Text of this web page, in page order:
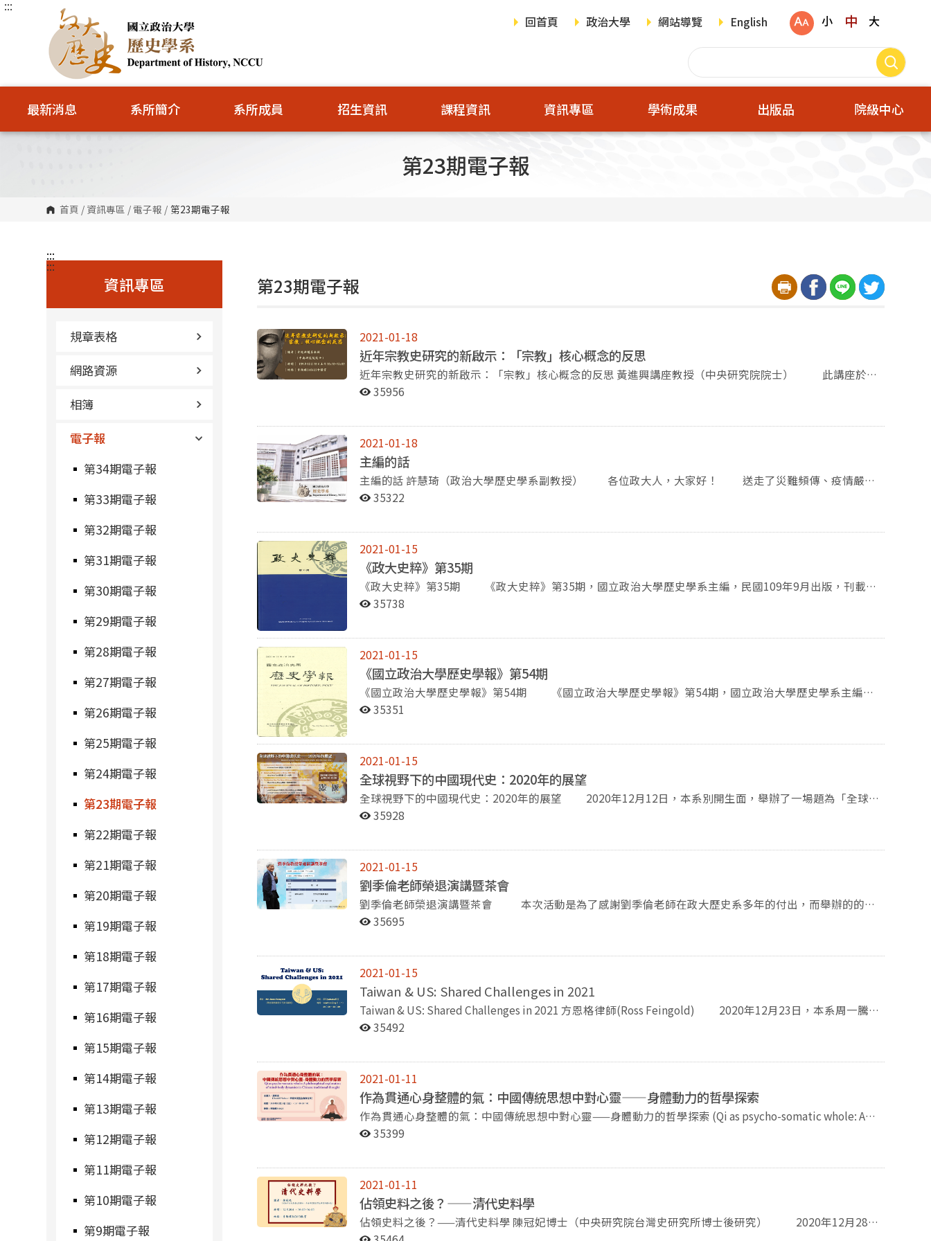
跳
塊
:::
回首頁
政治大學 網站導覽 English 小 中 大
最新消息 系所簡介 系所成員 招生資訊 課程資訊 資訊專區 學術成果 出版品 院級中心
第23期電子報
首頁 / 資訊專區 / 電子報 / 第23期電子報
:::
資訊專區
規章表格
網路資源
相簿
電子報
第34期電子報
第33期電子報
第32期電子報
第31期電子報
第30期電子報
第29期電子報
第28期電子報
第27期電子報
第26期電子報
第25期電子報
第24期電子報
第23期電子報
第22期電子報
第21期電子報
第20期電子報
第19期電子報
第18期電子報
第17期電子報
第16期電子報
第15期電子報
第14期電子報
第13期電子報
第12期電子報
第11期電子報
第10期電子報
第9期電子報
:::
第23期電子報
2021-01-18
近年宗教史研究的新啟示：「宗教」核心概念的反思
近年宗教史研究的新啟示：「宗教」核心概念的反思 黃進興講座教授（中央研究院院士） 此講座於
2020年12月18日舉辦，在本次演講中，黃進興院士為我們解說了儒教是否為宗教的議題。如今一般人不再
何事物時，都是因為在心裡已有一概念。因此儒教雖與基督教、佛教等宗教不同，但他們彼此之間仍有一些
相似性，所以屬於宗教的範疇中。 接著講者則從各方面來判斷儒家是否為宗教。首先是關於儒生的自
我認同。可以發現在明代以前，程朱學派的儒生認為自己是「儒教信徒」，受「孔子戒」，一般士人則無此
限制。若從經典的存在來判斷是否為宗教，講者認為儒教的經典性非常淡薄，因為在四書五經中找不到關於
通民眾亦不習慣至孔廟祈願。又就儀式而言，在祭孔典禮中的八佾舞，只有曲阜孔廟和位於首都的孔廟才可
以跳，其他地區的孔廟跳的是六佾舞。不過現今儀式的正確性已不再是重點關注的議題，反而受現實與政治
的考量居多。最後黃院士並沒有給出儒教是否為宗教的判斷，只有大略提示聽眾，會去拜孔廟者不一定是儒
教的信徒，反而可能是三教合一（儒釋道）的信徒。對於該現象，講者認為這顯示出儒教已被歸類為民間信
35956
2021-01-18
主編的話
主編的話 許慧琦（政治大學歷史學系副教授） 各位政大人，大家好！ 送走了災難頻傳、疫情嚴重
的2020年，全球抱著審慎樂觀的態度，迎接與看望2021年。在過去這個學期，系上仍積極努力地舉辦了許
子的社會責任感及人文關懷，與我們分享了既宏觀又深沉、且發人省思的近代文化發展啟示錄。當晚的聚
餐，席開兩桌，不同世代的老師們齊聚一堂，既感謝季倫老師對本系的諸多貢獻，也共同期待新的一年系上
更順遂的發展。 關於系上的學生與系友活動，過去這學期有以大航海為主題的109年度包種茶節，還有
12月5日的文化盃合唱比賽，系上的自選曲是「如果明天就是下一生」。12月10日舉行的系友座談會，邀請
包括11月3日，邀請中央研究院歷史語言研究所兼任研究員黃寬重教授，以「古為今用：治南宋史五十年心
得」之題，分享個人治史經驗談。11月27日，請來清華大學通識教育中心助理教授梅韻秋老師，與大家談
「紀遊兼述史：清代傳記體名勝圖」，講述她處理視覺史料的方法。「張廣達院士對當代中國史的反思」系
列講座，則邀請張院士作了三場演講，分別是（12月4日）「早年的發蒙（1931-1949）」、（12月10日）
「思想的改造（1949~1957）」、與（12月15日）「第三講：逆境中求生（1957~1958）」。系上也在12
UCLA歷史系教授郭安瑞（Andrea S. Goldman），進行題目為「嘉慶二十三年的《八朝珠》：一本「微不足
道」的手抄崑弋劇」的演講。 在系學會主辦的「史粹論壇」部分，首先，10月22日，請來國立臺北大
學歷史學系褚縈瑩助理教授，演講「美洲飲食文化與帝國框架下的物質交流」。第二場在12月16日，請的
是台大歷史系教授秦曼儀，講題為「法國沙龍文化：從路易十四到哲士的世紀」。第三場在12月24日，由
本校中文系鄭文惠教授為大家演說「大數據時代的史家技藝：近代思想觀念與大歷史結構」。 政大歷
12月18日，請來學術交流基金會執行長那原道（Randall Nadeau）演說「作為貫通心身體整的氣：中國傳
統思想中對心靈⸺身體動力的哲學探索」。 此外，本系幾位老師，分別邀請了幾位與其課程有關的
專家學者，與學生分享其專業學識。其中，包括周一騰老師12月23日的美國史課堂，邀請了現任華府國際
顧問公司資深顧問方恩格律師(Ross Feingold)演講「Taiwan & US: Shared Challenges in 2021」（臺灣與
美國2021年共同面臨的挑戰）。12月22日，仁姿老師邀到本校社會系鄭力軒副教授，以「水清無魚：台灣
「臺灣史」課程，邀請現任中研院台史研究所博士後的陳冠妃博士，演講「佔領史料之後？--清代史料
學」。仁姿老師也邀請到生祥樂隊作詞人鍾永豐先生，在她的課程中為學生演講「餐桌上的記憶人類學—
「野蓮出庄的田野過程」。 在系所出版品方面，則有《國立政治大學歷史學報》第54期，以及屆滿二
十周年的《政大史粹》第35期雙雙出版。 以上這些活動，都有勞系上的主辦老師、助教、承辦人員、
學生各方的用心與配合，才能一一順利舉行，圓滿落幕，在此深為感謝。也請大家不要錯過如此多采多姿的
回顧內容！ 目前全球疫情仍未消除，寒冬天冷也應注意保暖。希望各位師長、系友、校友，平安健
35322
2021-01-15
《政大史粹》第35期
《政大史粹》第35期 《政大史粹》第35期，國立政治大學歷史學系主編，民國109年9月出版，刊載論
文 8 篇，內容收錄：〈明嘉萬時期倭寇議論中的胡惟庸通倭〉(屠德欣)、〈清順治至乾隆朝多爾袞形象的轉
〈「民主聖地」？一個臺灣民主化論述的考察〉(吳健榮) 《政大史粹》第35期出版囉！本刊創刊於
1999年，是一份專屬於研究生的刊物，到今年，正好滿二十週年。二十年間，承蒙眾多學友賜稿、師長審
查與編輯群的努力，才能締造今天的成就。本期一共收錄了八篇論文，時間從明代到現代，主題包含中國
史、世界史與臺灣史，篇篇精彩。實體書可向本系洽詢，亦可利用華藝線上圖書館，閱讀所有文章。誠如創
續賜稿《政大史粹》。
35738
2021-01-15
《國立政治大學歷史學報》第54期
《國立政治大學歷史學報》第54期 《國立政治大學歷史學報》第54期，國立政治大學歷史學系主編，
民國109年11月出版，刊載論文4篇、書評1篇，內容收錄：〈王船山的歷史觀：從目的論觀點的討論〉(陳
35351
2021-01-15
全球視野下的中國現代史：2020年的展望
全球視野下的中國現代史：2020年的展望 2020年12月12日，本系別開生面，舉辦了一場題為「全球視
野下的中國現代史——2020年的展望」線上工作坊。會上由即將於今年二月正式到任的倪墨杰(Jack Maren
人數達百餘人之多，足見講題受人注目，亦展現本系在相關領域的研究能量。 第一位講者郭旭光，著
有Making it Count: Statistics and Statecraft in the Early People’s Republic of China(《算數：共和國早
期的統計學與國家治理》)一書。首先，他提出了中華人民共和國早期統計圖像的兩個特色。一是中國乃一
缺乏準確性的國家，中國的統計惡名昭彰；一是中共於1959年出版的《偉大的十年》，記錄了中國在經濟
立新的統計學。」新的統計學要統計什麼？如何統計？在當時引起了廣泛的討論。新時代的統計，人類學是
主要的參考學科，其態度則是詳細且隨機進行調查。中共建國初期的統計工作，主要在建立全面而定期的統
計報表制度，頻率分成每年、每半年、每季、每月，每旬，以及普查各種，調查的方法則包含典型調查、抽
樣調查和有意調查三種。這些統計資料，為日後的五年計畫奠定了基礎。 在全面定期的統計工作中，
從首都北京，到各省、各縣，以及鄉村合作社，層層合作。最底層的鄉村合作社高達75萬個，參與統計的
是這項工作的重點。 在演講的尾聲，郭旭光還指出，中國與印度之間，曾透過學者互訪與討論，進行
過統計學方面的交流。 譚吉娜的演講著眼於其發表在Dialect and Nationalism in China, 1860-
1960(《中國方言與民族主義，1860-1960年》)中的研究成果。她以什麼能代表中國的語言開場，進而討論
雖然普通話是中國的國語，但還是有很多地方不常使用普通話。接著，她從兩條敘事線，和三個不同時期的
故事來討論中國的「國語」。這兩條敘事線，一條是有著同樣語言、同質性高的中華民族，另一條則是多語
普通話推廣，以及如何政治化的問題。就方言的概念而言，不同時期的人，看法並不一致。章太炎認為方言
是時空膠囊，保存了古代語言的特點；讀音統一籌備會認為方言是漢語多元下的產物；部分語言學家認為方
言是漢語的分支等。中共在普通話制度建立以後，儘管在部分正式場合推廣，但在非正式場合或是私底下的
場合，仍然廣泛使用方言。直到1958年的大躍進運動時，使用方言才被視為反革命的行為。最後，譚吉娜
35928
2021-01-15
劉季倫老師榮退演講暨茶會
劉季倫老師榮退演講暨茶會 本次活動是為了感謝劉季倫老師在政大歷史系多年的付出，而舉辦的的榮
退演講與茶會，演講題目是「史學家的職業傷害」。 在演講當中，老師大略的爬梳與反省人類現今社
奴役，而採行民主制度也不等同於能夠消滅不平等或貧富差距擴大的危機。而且在當前的社會，許多知識份
子更發現即使我們有了民主，有了資本主義等等，更多危機仍然不斷產生。然而與過去相比，我們目前卻是
完全沒有辦法來處理這些危機。 對於這些問題與危機，老師認為史學家最重要的任務就是將這些事實
指出來，以免大眾受到蒙蔽與誤導。同時也應該盡力試著解決這些問題。但也因為如此，史學家往往必須面
因為歷史的目標、發展規律與邏輯皆不可知，預測未來也相當困難。所以他呼籲大家不是依靠希望存活，而
是要靠著勇氣活下去。 在演講的最後，季倫老師利用邵雍的元會之說，期待我們人類社會也許還有再
重來的機會，並且以此希望能與各位在場的老師與聽眾，有重逢的時候。 之後則是由文學院薛化元院
長、歷史系陳秀芬主任致詞。兩位老師都分享了關於季倫老師的許多趣事。接著致贈禮物與花束，並開放在
場聽眾進行發言，閻沁恆老師、孫鐵剛老師、徐泓老師、崔國瑜老師、學生黃彥儒等都有發言。在最後大合
35695
2021-01-15
Taiwan & US: Shared Challenges in 2021
Taiwan & US: Shared Challenges in 2021 方恩格律師(Ross Feingold) 2020年12月23日，本系周一騰老
師的美國史課堂邀請了現任華府國際顧問公司資深顧問方恩格律師(Ross Feingold)演講，演講題目是臺灣
議、氣候變遷、限武談判、美國國內的黨派關係、美國總統大選等，透過深入淺出各項議題，帶領學生關心
當前的國際大事以及世界的脈動。
35492
2021-01-11
作為貫通心身整體的氣：中國傳統思想中對心靈——身體動力的哲學探索
作為貫通心身整體的氣：中國傳統思想中對心靈——身體動力的哲學探索 (Qi as psycho-somatic whole: A
philosophical exploration of mind-body dynamics in Chinese traditional thought) 那原道(Randall
源。他提出在先秦，氣出現在許多不同的文獻中，例如《莊子》、《論語》、《春秋傳》、《淮南子》等，
其中以道家的書籍出現最多。那原道博士接著以《淮南子》的說法延伸，說明氣與道、渾沌、陰陽的關係。
渾沌，意為最初的原始狀態；陰陽，可再細分為陰氣與陽氣；道，則為陰陽調和。調和的陰陽，也等同於
氣。講完理論，那原道博士接著將範圍放大，說明魂魄與陰陽的關聯。魂魄可分為三魂與七魄，魂會前往天
35399
2021-01-11
佔領史料之後？——清代史料學
佔領史料之後？——清代史料學 陳冠妃博士（中央研究院台灣史研究所博士後研究） 2020年12月28
日，本系黃仁姿老師的臺灣史課程邀請在中央研究院台灣史研究所博士後研究的陳冠妃博士到本系進行演